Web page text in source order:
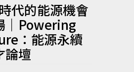
代的能源機會
｜Powering
：能源永續
論壇